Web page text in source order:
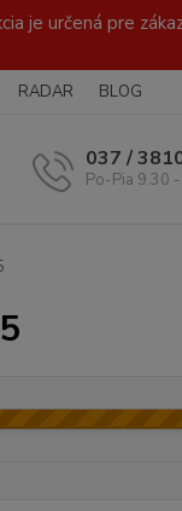
je určená pre
RADAR BLOG
037 /
Po-Pia 9.30